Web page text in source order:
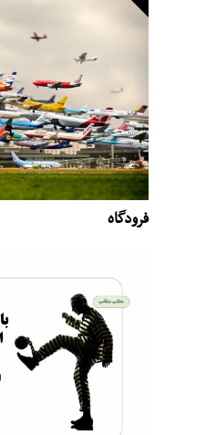
فرودگاه